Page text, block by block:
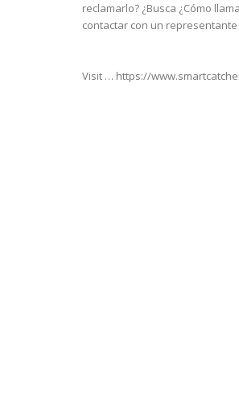
reclamarlo? ¿Busca ¿Cómo
contactar con un representante
Visit … https://